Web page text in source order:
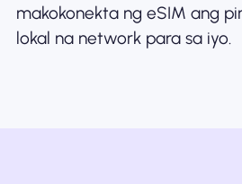
makokonekta ng eSIM ang
lokal na network para sa iyo.